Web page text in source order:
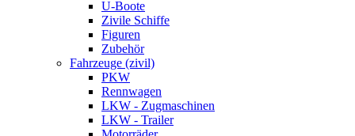
U-Boote
Zivile Schiffe
Figuren
Zubehör
Fahrzeuge (zivil)
PKW
Rennwagen
LKW - Zugmaschinen
LKW - Trailer